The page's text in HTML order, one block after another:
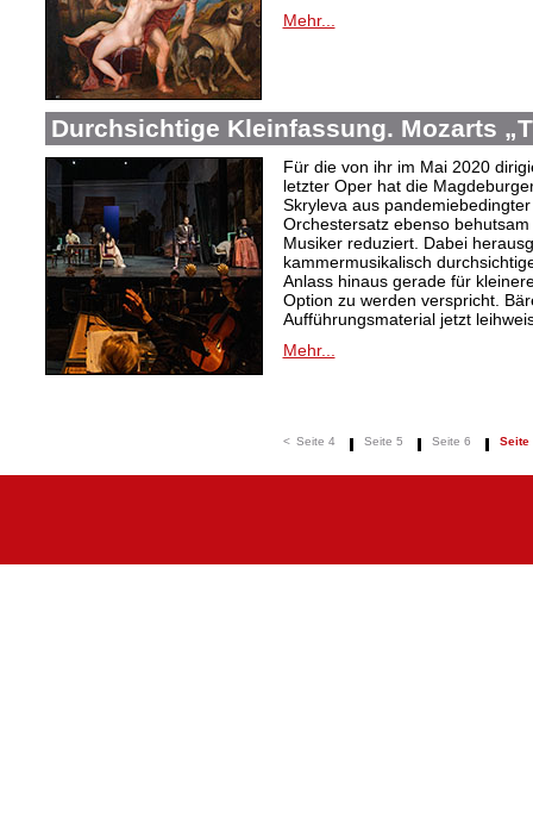
Mehr...
Durchsichtige Kleinfassung. Mozarts
Für die von ihr im Mai 2020
letzter Oper hat die
Skryleva aus
Orchestersatz ebenso
Musiker reduziert. Dabei
kammermusikalisch
Anlass hinaus gerade für
Option zu werden verspricht.
Aufführungsmaterial jetzt
Mehr...
< Seite 4 Seite 5 Seite 6 Seite